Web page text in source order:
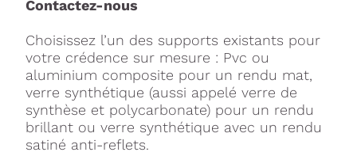
Contactez-nous
Choisissez l’un des supports existants pour
votre crédence sur mesure : Pvc ou
aluminium composite pour un rendu mat,
verre synthétique (aussi appelé verre de
synthèse et polycarbonate) pour un rendu
brillant ou verre synthétique avec un rendu
satiné anti-reflets.